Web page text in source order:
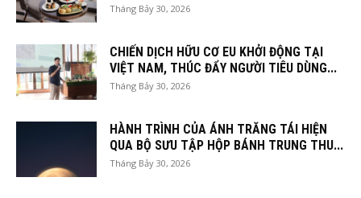
Tháng Bảy 30, 2026
CHIẾN DỊCH HỮU CƠ EU KHỞI ĐỘNG TẠI
VIỆT NAM, THÚC ĐẨY NGƯỜI TIÊU DÙNG...
Tháng Bảy 30, 2026
HÀNH TRÌNH CỦA ÁNH TRĂNG TÁI HIỆN
QUA BỘ SƯU TẬP HỘP BÁNH TRUNG THU...
Tháng Bảy 30, 2026